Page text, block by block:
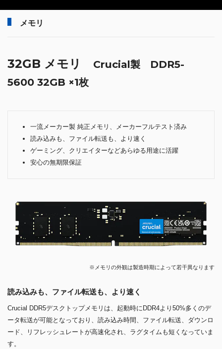
メモリ
32GB メモリ
Crucial製 DDR5-
5600 32GB ×1枚
一流メーカー製 純正メモリ、メーカーフルテスト済み
読み込みも、ファイル転送も、より速く
ゲーミング、クリエイターなどあらゆる用途に活躍
安心の無期限保証
※メモリの外観は製造時期によって若干異なります
読み込みも、ファイル転送も、より速く
Crucial DDR5デスクトップメモリは、起動時にDDR4より50%多くのデ
ータ転送が可能となっており、読み込み時間、ファイル転送、ダウンロ
ード、リフレッシュレートが高速化され、ラグタイムも短くなっていま
す。